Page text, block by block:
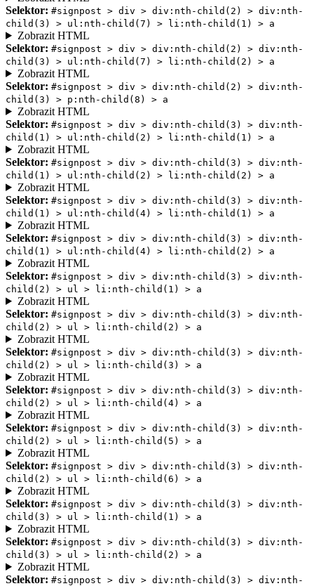
Selektor: #signpost > div > div:nth-child(2) > div:nth-
child(3) > ul:nth-child(7) > li:nth-child(1) > a
Zobrazit HTML
Selektor: #signpost > div > div:nth-child(2) > div:nth-
child(3) > ul:nth-child(7) > li:nth-child(2) > a
Zobrazit HTML
Selektor: #signpost > div > div:nth-child(2) > div:nth-
child(3) > p:nth-child(8) > a
Zobrazit HTML
Selektor: #signpost > div > div:nth-child(3) > div:nth-
child(1) > ul:nth-child(2) > li:nth-child(1) > a
Zobrazit HTML
Selektor: #signpost > div > div:nth-child(3) > div:nth-
child(1) > ul:nth-child(2) > li:nth-child(2) > a
Zobrazit HTML
Selektor: #signpost > div > div:nth-child(3) > div:nth-
child(1) > ul:nth-child(4) > li:nth-child(1) > a
Zobrazit HTML
Selektor: #signpost > div > div:nth-child(3) > div:nth-
child(1) > ul:nth-child(4) > li:nth-child(2) > a
Zobrazit HTML
Selektor: #signpost > div > div:nth-child(3) > div:nth-
child(2) > ul > li:nth-child(1) > a
Zobrazit HTML
Selektor: #signpost > div > div:nth-child(3) > div:nth-
child(2) > ul > li:nth-child(2) > a
Zobrazit HTML
Selektor: #signpost > div > div:nth-child(3) > div:nth-
child(2) > ul > li:nth-child(3) > a
Zobrazit HTML
Selektor: #signpost > div > div:nth-child(3) > div:nth-
child(2) > ul > li:nth-child(4) > a
Zobrazit HTML
Selektor: #signpost > div > div:nth-child(3) > div:nth-
child(2) > ul > li:nth-child(5) > a
Zobrazit HTML
Selektor: #signpost > div > div:nth-child(3) > div:nth-
child(2) > ul > li:nth-child(6) > a
Zobrazit HTML
Selektor: #signpost > div > div:nth-child(3) > div:nth-
child(3) > ul > li:nth-child(1) > a
Zobrazit HTML
Selektor: #signpost > div > div:nth-child(3) > div:nth-
child(3) > ul > li:nth-child(2) > a
Zobrazit HTML
Selektor: #signpost > div > div:nth-child(3) > div:nth-